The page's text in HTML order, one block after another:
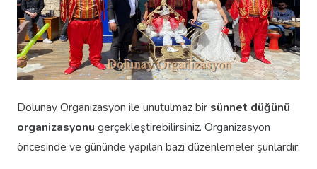
Dolunay Organizasyon ile unutulmaz bir sünnet düğünü
organizasyonu gerçekleştirebilirsiniz. Organizasyon
öncesinde ve gününde yapılan bazı düzenlemeler şunlardır: